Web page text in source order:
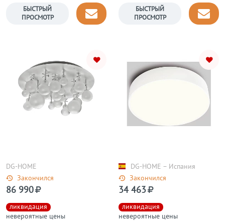
БЫСТРЫЙ
ПРОСМОТР
БЫСТРЫЙ
ПРОСМОТР
Закончился
DG-HOME
ликвидация
невероятные цены
86 990
Закончился
DG-HOME − Испания
ликвидация
невероятные цены
34 463